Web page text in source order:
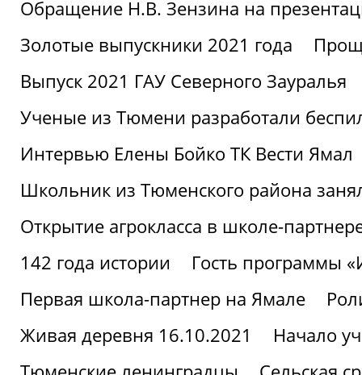
Обращение Н.В. Зензина на
Золотые выпускники 2021 года
Выпуск 2021 ГАУ Северного Зауралья
Ученые из Тюмени разработали
Интервью Елены Бойко ТК Вести Ямал
Школьник из Тюменского района
Открытие агрокласса в школе-
142 года истории
Гость программы
Первая школа-партнер на Ямале
Живая деревня 16.10.2021
Начало